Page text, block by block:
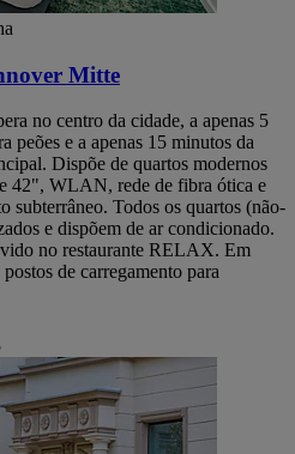
Mitte
no centro da cidade, a apenas 5
peões e a apenas 15 minutos da
Dispõe de quartos modernos
42", WLAN, rede de fibra ótica e
subterrâneo. Todos os quartos (não-
e dispõem de ar condicionado.
no restaurante RELAX. Em
de carregamento para